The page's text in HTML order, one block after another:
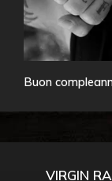
Buon
VIRGIN